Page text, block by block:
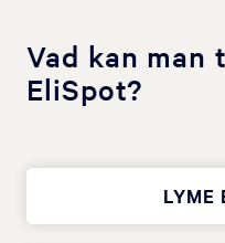
Vad kan man
EliSpot?
LYME